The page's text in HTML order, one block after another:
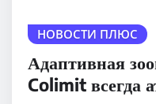
НОВОСТИ ПЛЮС
Адаптивная
Colimit всегда